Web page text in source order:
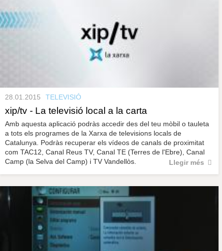
28.01.2015 TELEVISIÓ
xip/tv - La televisió local a la carta
Amb aquesta aplicació podràs accedir des del teu mòbil o tauleta
a tots els programes de la Xarxa de televisions locals de
Catalunya. Podràs recuperar els vídeos de canals de proximitat
com TAC12, Canal Reus TV, Canal TE (Terres de l'Ebre), Canal
Camp (la Selva del Camp) i TV Vandellòs.
Llegir més